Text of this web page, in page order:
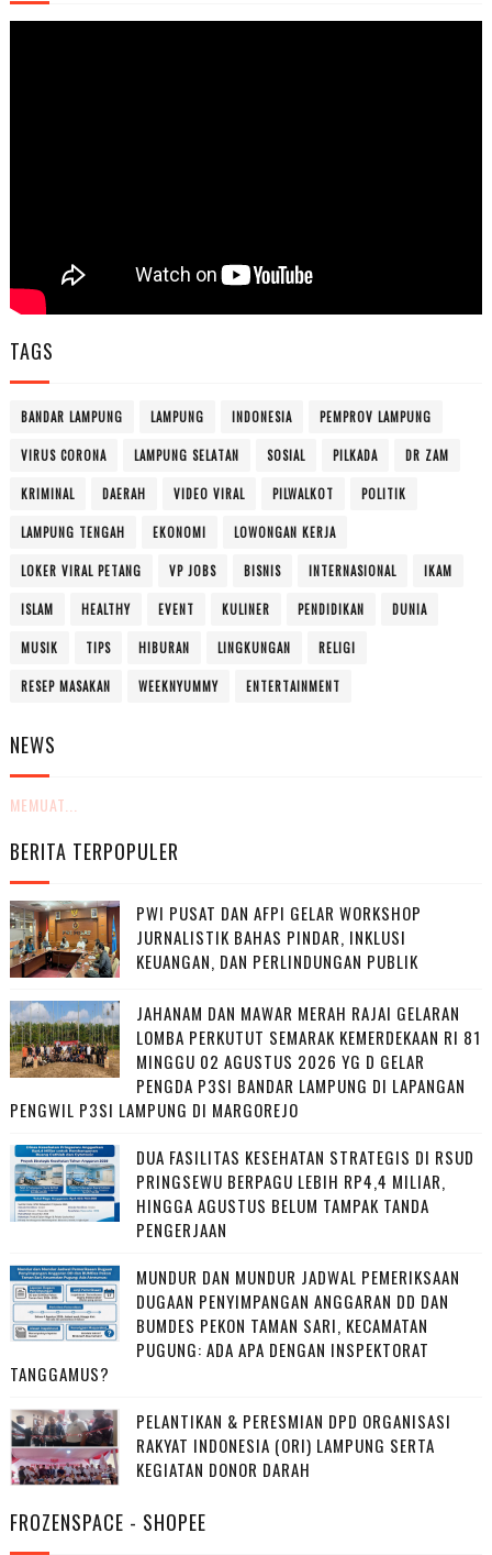
TAGS
BANDAR LAMPUNG LAMPUNG INDONESIA PEMPROV LAMPUNG
VIRUS CORONA LAMPUNG SELATAN SOSIAL PILKADA DR ZAM
KRIMINAL DAERAH VIDEO VIRAL PILWALKOT POLITIK
LAMPUNG TENGAH EKONOMI LOWONGAN KERJA
LOKER VIRAL PETANG VP JOBS BISNIS INTERNASIONAL IKAM
ISLAM HEALTHY EVENT KULINER PENDIDIKAN DUNIA
MUSIK TIPS HIBURAN LINGKUNGAN RELIGI
RESEP MASAKAN WEEKNYUMMY ENTERTAINMENT
NEWS
MEMUAT...
BERITA TERPOPULER
PWI PUSAT DAN AFPI GELAR WORKSHOP
JURNALISTIK BAHAS PINDAR, INKLUSI
KEUANGAN, DAN PERLINDUNGAN PUBLIK
JAHANAM DAN MAWAR MERAH RAJAI GELARAN
LOMBA PERKUTUT SEMARAK KEMERDEKAAN RI 81
MINGGU 02 AGUSTUS 2026 YG D GELAR
PENGDA P3SI BANDAR LAMPUNG DI LAPANGAN
PENGWIL P3SI LAMPUNG DI MARGOREJO
DUA FASILITAS KESEHATAN STRATEGIS DI RSUD
PRINGSEWU BERPAGU LEBIH RP4,4 MILIAR,
HINGGA AGUSTUS BELUM TAMPAK TANDA
PENGERJAAN
MUNDUR DAN MUNDUR JADWAL PEMERIKSAAN
DUGAAN PENYIMPANGAN ANGGARAN DD DAN
BUMDES PEKON TAMAN SARI, KECAMATAN
PUGUNG: ADA APA DENGAN INSPEKTORAT
TANGGAMUS?
PELANTIKAN & PERESMIAN DPD ORGANISASI
RAKYAT INDONESIA (ORI) LAMPUNG SERTA
KEGIATAN DONOR DARAH
FROZENSPACE - SHOPEE